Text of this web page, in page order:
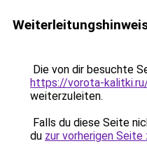
Die von dir besuchte
https://vorota-
weiterzuleiten.
Falls du diese Seite
du zur vorherigen Seite